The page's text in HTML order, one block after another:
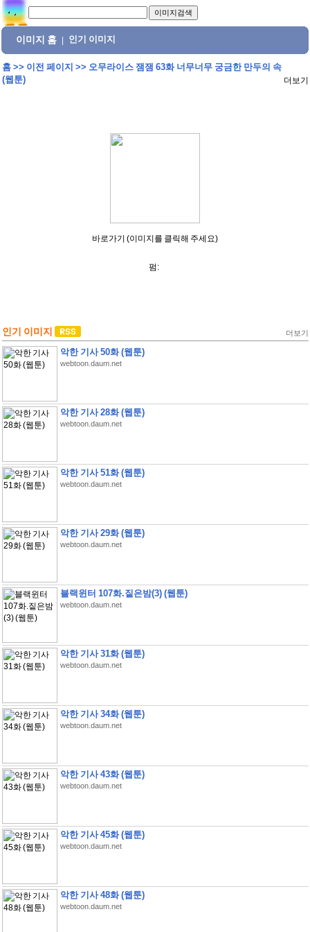
이미지 홈 인기 이미지
홈>> 이전 페이지 >> 오무라이스 잼잼 63화 너무너무 궁금한 만두의 속
(웹툰)
더보기
바로가기 (이미지를 클릭해 주세요)
펌:
인기 이미지 더보기
악한 기사 50화 (웹툰)
webtoon.daum.net
악한 기사 28화 (웹툰)
webtoon.daum.net
악한 기사 51화 (웹툰)
webtoon.daum.net
악한 기사 29화 (웹툰)
webtoon.daum.net
블랙윈터 107화.짙은밤(3) (웹툰)
webtoon.daum.net
악한 기사 31화 (웹툰)
webtoon.daum.net
악한 기사 34화 (웹툰)
webtoon.daum.net
악한 기사 43화 (웹툰)
webtoon.daum.net
악한 기사 45화 (웹툰)
webtoon.daum.net
악한 기사 48화 (웹툰)
webtoon.daum.net